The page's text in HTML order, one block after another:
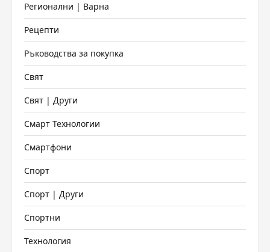
Регионални | Варна
Рецепти
Ръководства за покупка
Свят
Свят | Други
Смарт Технологии
Смартфони
Спорт
Спорт | Други
Спортни
Технология